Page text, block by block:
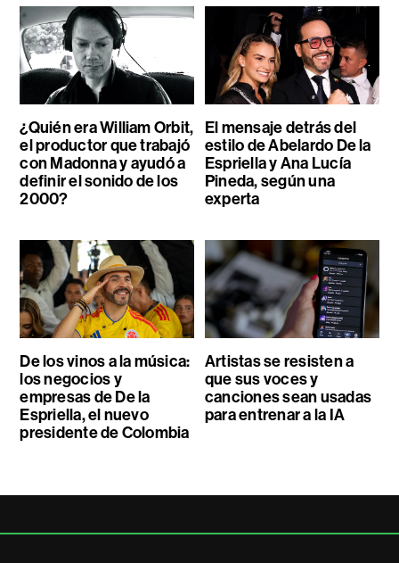
¿Quién era William Orbit,
el productor que trabajó
con Madonna y ayudó a
definir el sonido de los
2000?
El mensaje detrás del
estilo de Abelardo De la
Espriella y Ana Lucía
Pineda, según una
experta
De los vinos a la música:
los negocios y
empresas de De la
Espriella, el nuevo
presidente de Colombia
Artistas se resisten a
que sus voces y
canciones sean usadas
para entrenar a la IA